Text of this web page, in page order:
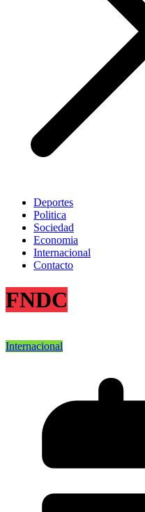
Deportes
Politica
Sociedad
Economia
Internacional
Contacto
FNDC
Internacional